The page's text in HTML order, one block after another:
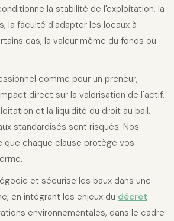
la stabilité de l'exploitation, la
la faculté d'adapter les locaux à
cas, la valeur même du fonds ou
comme pour un preneur,
direct sur la valorisation de l'actif,
et la liquidité du droit au bail.
standardisés sont risqués. Nos
que chaque clause protège vos
et sécurise les baux dans une
en intégrant les enjeux du décret
environnementales, dans le cadre